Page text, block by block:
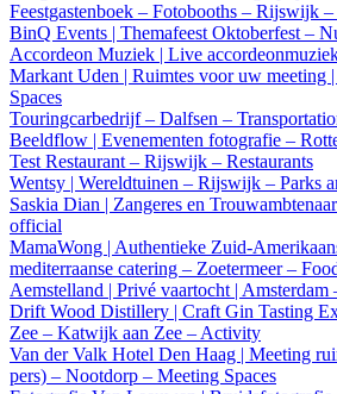
Feestgastenboek – Fotobooths – Rijswijk
BinQ Events | Themafeest Oktoberfest –
Accordeon Muziek | Live
Markant Uden | Ruimtes voor uw meeting
Spaces
Touringcarbedrijf – Dalfsen –
Beeldflow | Evenementen fotografie –
Test Restaurant – Rijswijk – Restaurants
Wentsy | Wereldtuinen – Rijswijk – Parks
Saskia Dian | Zangeres en
official
MamaWong | Authentieke Zuid-
mediterraanse catering – Zoetermeer –
Aemstelland | Privé vaartocht |
Drift Wood Distillery | Craft Gin Tasting
Zee – Katwijk aan Zee – Activity
Van der Valk Hotel Den Haag | Meeting
pers) – Nootdorp – Meeting Spaces